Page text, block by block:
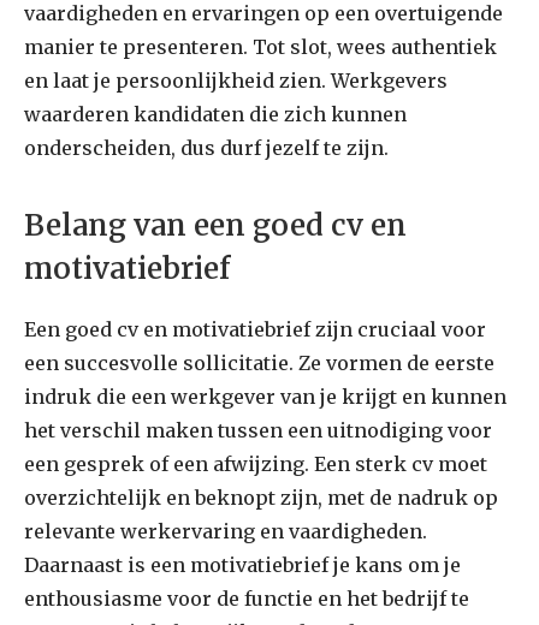
vaardigheden en ervaringen op een overtuigende
manier te presenteren. Tot slot, wees authentiek
en laat je persoonlijkheid zien. Werkgevers
waarderen kandidaten die zich kunnen
onderscheiden, dus durf jezelf te zijn.
Belang van een goed cv en
motivatiebrief
Een goed cv en motivatiebrief zijn cruciaal voor
een succesvolle sollicitatie. Ze vormen de eerste
indruk die een werkgever van je krijgt en kunnen
het verschil maken tussen een uitnodiging voor
een gesprek of een afwijzing. Een sterk cv moet
overzichtelijk en beknopt zijn, met de nadruk op
relevante werkervaring en vaardigheden.
Daarnaast is een motivatiebrief je kans om je
enthousiasme voor de functie en het bedrijf te